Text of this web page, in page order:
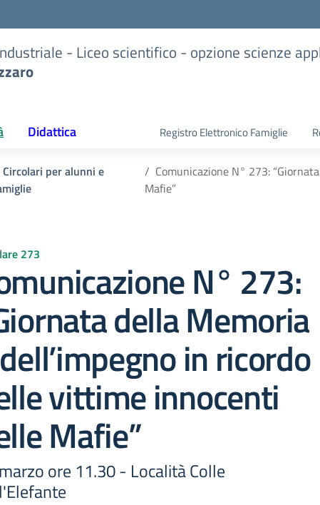
- Liceo scientifico - opzione scienze
Didattica Registro Elettronico Famiglie
Circolari per alunni e
Comunicazione N° 273:
Mafie”
273
N° 273:
della Memoria
in ricordo
vittime innocenti
Mafie”
ore 11.30 - Località Colle